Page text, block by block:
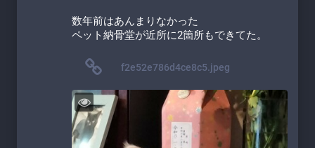
数年前はあんまりなかった
ペット納骨堂が近所に2箇所もできてた。
f2e52e786d4ce8c5.jpeg